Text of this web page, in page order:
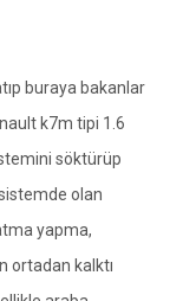
buraya bakanlar
k7m tipi 1.6
söktürüp
olan
yapma,
ortadan kalktı